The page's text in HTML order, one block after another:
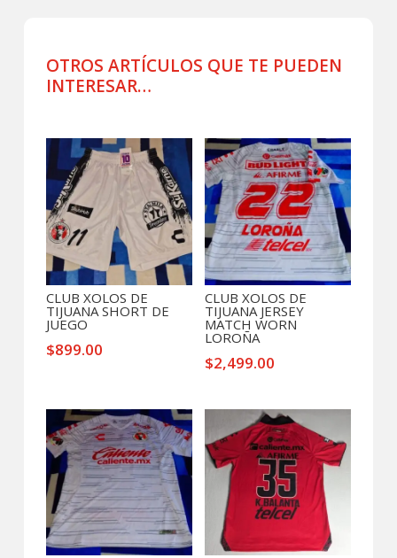
WORN
SEPULVEDA
OTROS ARTÍCULOS QUE TE PUEDEN
INTERESAR…
CLUB XOLOS DE
TIJUANA SHORT DE
JUEGO
$899.00
CLUB XOLOS DE
TIJUANA JERSEY
MATCH WORN
LOROÑA
$2,499.00